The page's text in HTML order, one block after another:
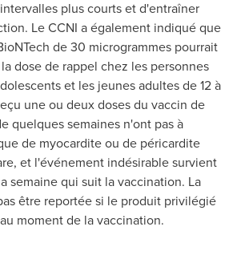
plus courts et d'entraîner
Le CCNI a également indiqué que
de 30 microgrammes pourrait
dose de rappel chez les personnes
et les jeunes adultes de 12 à
une ou deux doses du vaccin de
quelques semaines n'ont pas à
de myocardite ou de péricardite
et l'événement indésirable survient
semaine qui suit la vaccination. La
être reportée si le produit privilégié
moment de la vaccination.